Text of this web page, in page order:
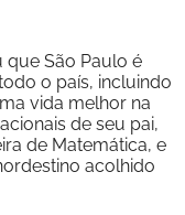
São Paulo é
o país, incluindo
vida melhor na
de seu pai,
de Matemática, e
acolhido